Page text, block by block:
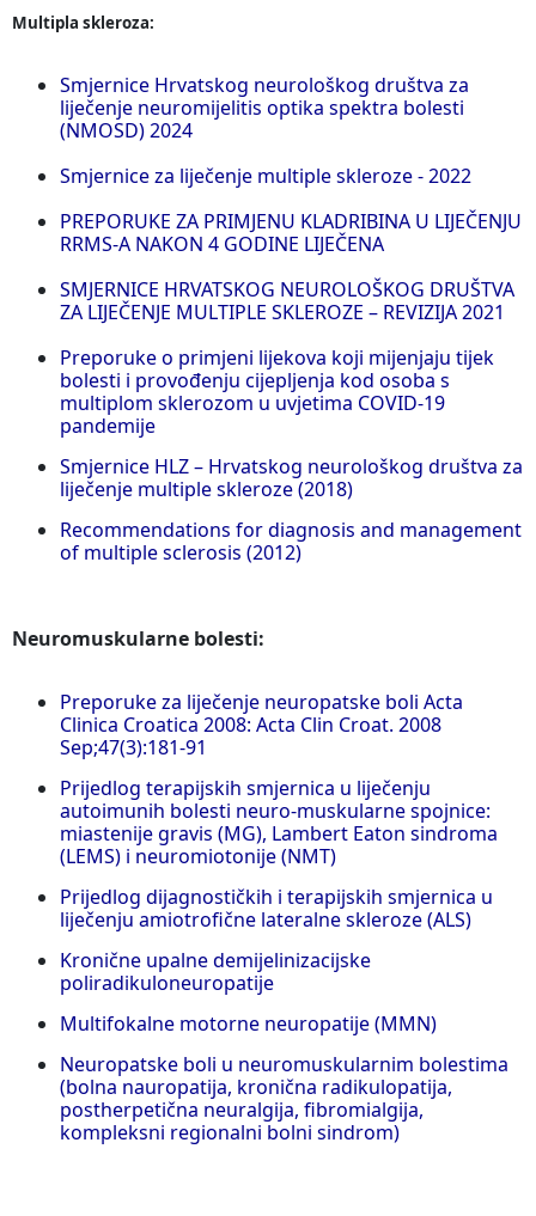
Multipla skleroza:
Smjernice Hrvatskog neurološkog društva za
liječenje neuromijelitis optika spektra bolesti
(NMOSD) 2024
Smjernice za liječenje multiple skleroze - 2022
PREPORUKE ZA PRIMJENU KLADRIBINA U LIJEČENJU
RRMS-A NAKON 4 GODINE LIJEČENA
SMJERNICE HRVATSKOG NEUROLOŠKOG DRUŠTVA
ZA LIJEČENJE MULTIPLE SKLEROZE – REVIZIJA 2021
Preporuke o primjeni lijekova koji mijenjaju tijek
bolesti i provođenju cijepljenja kod osoba s
multiplom sklerozom u uvjetima COVID-19
pandemije
Smjernice HLZ – Hrvatskog neurološkog društva za
liječenje multiple skleroze (2018)
Recommendations for diagnosis and management
of multiple sclerosis (2012)
Neuromuskularne bolesti:
Preporuke za liječenje neuropatske boli Acta
Clinica Croatica 2008: Acta Clin Croat. 2008
Sep;47(3):181-91
Prijedlog terapijskih smjernica u liječenju
autoimunih bolesti neuro-muskularne spojnice:
miastenije gravis (MG), Lambert Eaton sindroma
(LEMS) i neuromiotonije (NMT)
Prijedlog dijagnostičkih i terapijskih smjernica u
liječenju amiotrofične lateralne skleroze (ALS)
Kronične upalne demijelinizacijske
poliradikuloneuropatije
Multifokalne motorne neuropatije (MMN)
Neuropatske boli u neuromuskularnim bolestima
(bolna nauropatija, kronična radikulopatija,
postherpetična neuralgija, fibromialgija,
kompleksni regionalni bolni sindrom)